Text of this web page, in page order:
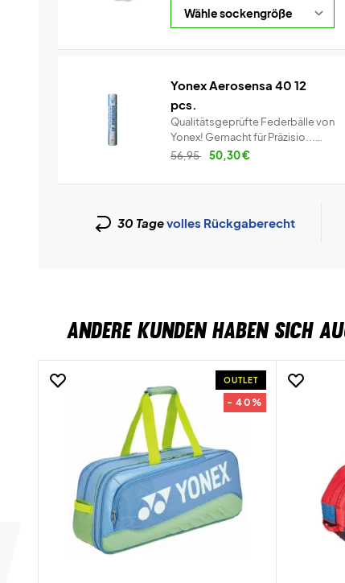
Yonex Aerosensa 40 12
pcs.
Qualitätsgeprüfte Federbälle von
Yonex! Gemacht für Präzisio...
Info
56,95 50,30€
30 Tagevolles Rückgaberecht
ANDERE KUNDEN HABEN SICH
OUTLET
- 40%